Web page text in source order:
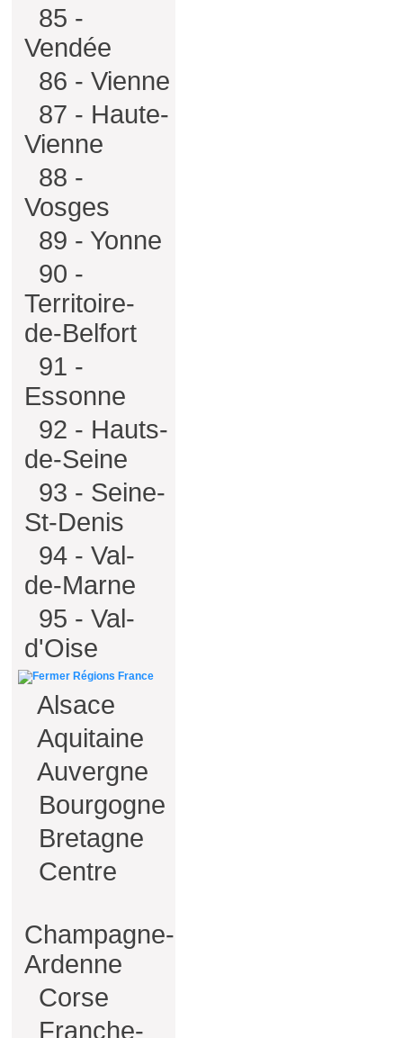
85 -
Vendée
86 - Vienne
87 - Haute-
Vienne
88 -
Vosges
89 - Yonne
90 -
Territoire-
de-Belfort
91 -
Essonne
92 - Hauts-
de-Seine
93 - Seine-
St-Denis
94 - Val-
de-Marne
95 - Val-
d'Oise
Régions France
Alsace
Aquitaine
Auvergne
Bourgogne
Bretagne
Centre
Champagne-
Ardenne
Corse
Franche-